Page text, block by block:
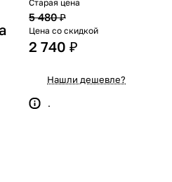
Старая цена
5 480 ₽
Цена со скидкой
2 740 ₽
Нашли дешевле?
.